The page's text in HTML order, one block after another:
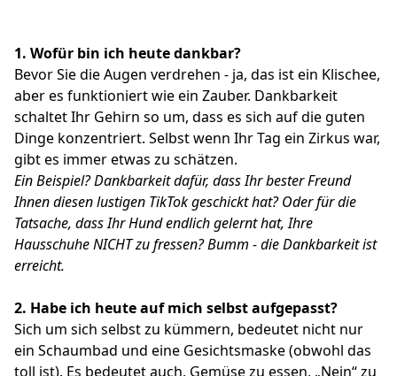
1. Wofür bin ich heute dankbar?
Bevor Sie die Augen verdrehen - ja, das ist ein Klischee,
aber es funktioniert wie ein Zauber. Dankbarkeit
schaltet Ihr Gehirn so um, dass es sich auf die guten
Dinge konzentriert. Selbst wenn Ihr Tag ein Zirkus war,
gibt es immer etwas zu schätzen.
Ein Beispiel?Dankbarkeit dafür, dass Ihr bester Freund
Ihnen diesen lustigen TikTok geschickt hat? Oder für die
Tatsache, dass Ihr Hund endlich gelernt hat, Ihre
Hausschuhe NICHT zu fressen?Bumm - die Dankbarkeit ist
erreicht.
2. Habe ich heute auf mich selbst aufgepasst?
Sich um sich selbst zu kümmern, bedeutet nicht nur
ein Schaumbad und eine Gesichtsmaske (obwohl das
toll ist). Es bedeutet auch, Gemüse zu essen, „Nein“ zu